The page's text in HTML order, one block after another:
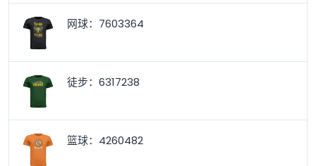
网球：7603364
徒步：6317238
篮球：4260482